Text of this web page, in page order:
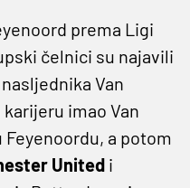
prema Ligi
čelnici su najavili
Van
imao Van
a potom
United i